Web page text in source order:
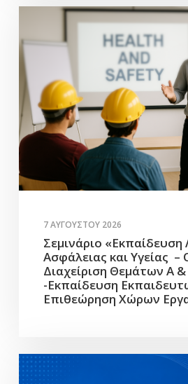
7 ΑΥΓΟΎΣΤΟΥ 2026
Σεμινάριο «Εκπαίδευση
Ασφάλειας και Υγείας
Διαχείριση Θεμάτων Α
-Εκπαίδευση
Επιθεώρηση Χώρων